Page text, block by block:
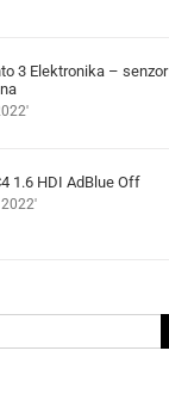
3 Elektronika – senzor
1.6 HDI AdBlue Off